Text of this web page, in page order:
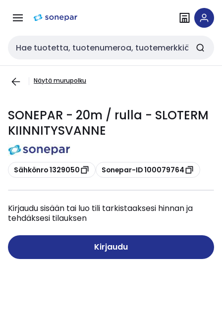
navigointiinsisältöön
Haku
Näytä murupolku
SONEPAR - 20m / rulla - SLOTERM
KIINNITYSVANNE
Kopioi
Sähkönro 1329050 Kopioi
Sonepar-ID 100079764
Kirjaudu sisään tai luo tili tarkistaaksesi hinnan ja
tehdäksesi tilauksen
Kirjaudu